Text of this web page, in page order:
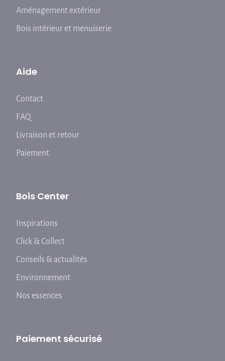
Aménagement extérieur
Bois intérieur et menuiserie
Aide
Contact
FAQ
Livraison et retour
Paiement
Bois Center
Inspirations
Click & Collect
Conseils & actualités
Environnement
Nos essences
Paiement sécurisé